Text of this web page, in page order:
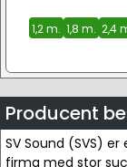
1,2 m. 1,8 m. 2,4
Producent
SV Sound (SVS)
firma med stor